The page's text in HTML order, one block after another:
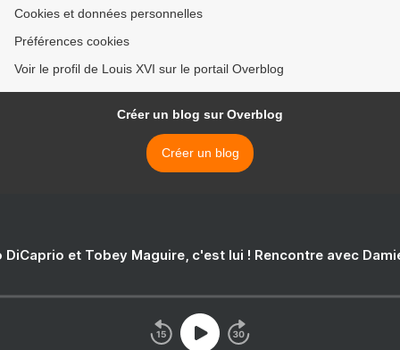
Cookies et données personnelles
Préférences cookies
Voir le profil de Louis XVI sur le portail Overblog
Créer un blog sur Overblog
Créer un blog
DiCaprio et Tobey Maguire, c'est lui ! Rencontre avec